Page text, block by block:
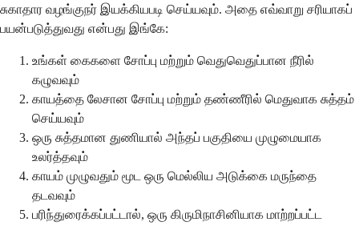
சுகாதார வழங்குநர் இயக்கியபடி செய்யவும். அதை எவ்வாறு சரியாகப்
பயன்படுத்துவது என்பது இங்கே:
உங்கள் கைகளை சோப்பு மற்றும் வெதுவெதுப்பான நீரில்
கழுவவும்
காயத்தை லேசான சோப்பு மற்றும் தண்ணீரில் மெதுவாக சுத்தம்
செய்யவும்
ஒரு சுத்தமான துணியால் அந்தப் பகுதியை முழுமையாக
உலர்த்தவும்
காயம் முழுவதும் மூட ஒரு மெல்லிய அடுக்கை மருந்தை
தடவவும்
பரிந்துரைக்கப்பட்டால், ஒரு கிருமிநாசினியாக மாற்றப்பட்ட